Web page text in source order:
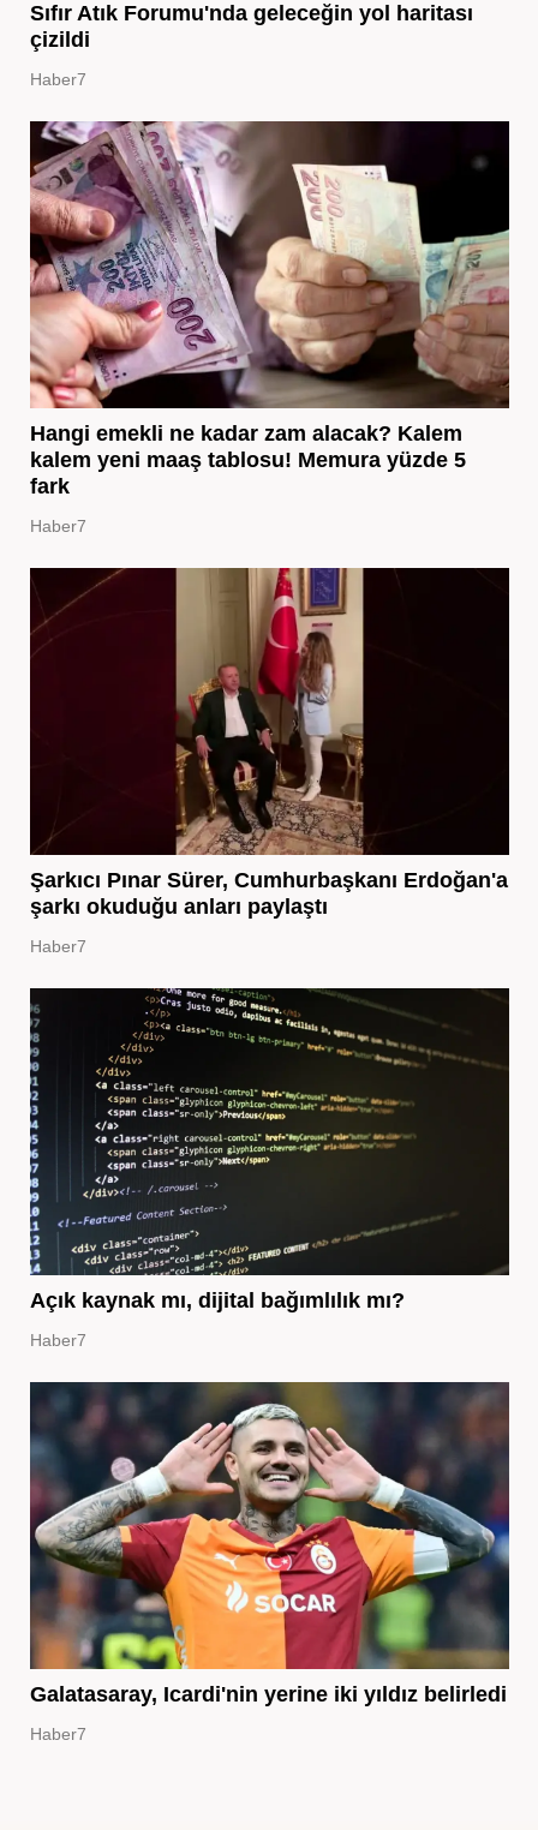
Sıfır Atık Forumu'nda geleceğin yol haritası
çizildi
Haber7
Hangi emekli ne kadar zam alacak? Kalem
kalem yeni maaş tablosu! Memura yüzde 5
fark
Haber7
Şarkıcı Pınar Sürer, Cumhurbaşkanı Erdoğan'a
şarkı okuduğu anları paylaştı
Haber7
Açık kaynak mı, dijital bağımlılık mı?
Haber7
Galatasaray, Icardi'nin yerine iki yıldız belirledi
Haber7